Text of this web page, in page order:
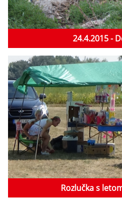
24.4.2015 -
Rozlučka s